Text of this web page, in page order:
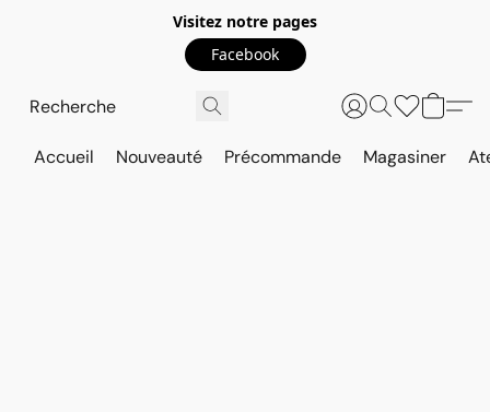
Visitez notre pages
Facebook
Accueil Nouveauté Précommande Magasiner